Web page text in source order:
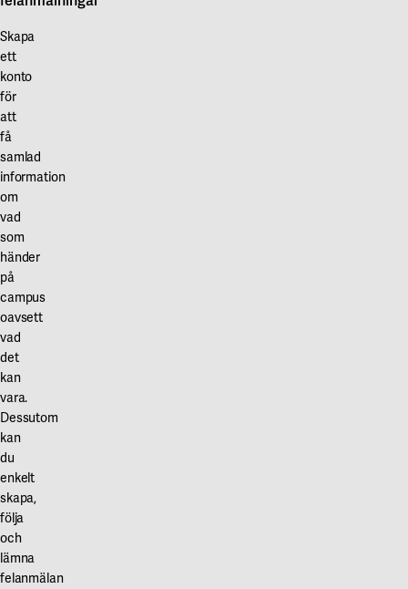
Skapa
ett
konto
för
att
få
samlad
information
om
vad
som
händer
på
campus
oavsett
vad
det
kan
vara.
Dessutom
kan
du
enkelt
skapa,
följa
och
lämna
felanmälan